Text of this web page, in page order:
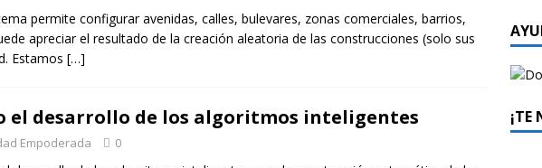
permite configurar avenidas, calles, bulevares, zonas comerciales, barrios,
apreciar el resultado de la creación aleatoria de las construcciones (solo sus
Estamos […]
el desarrollo de los algoritmos inteligentes
Empoderada 0
¡TE